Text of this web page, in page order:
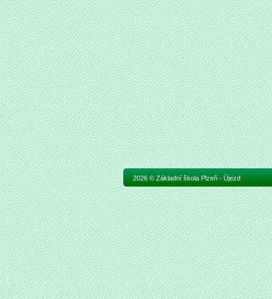
2026 © Základní škola Plzeň - Újezd